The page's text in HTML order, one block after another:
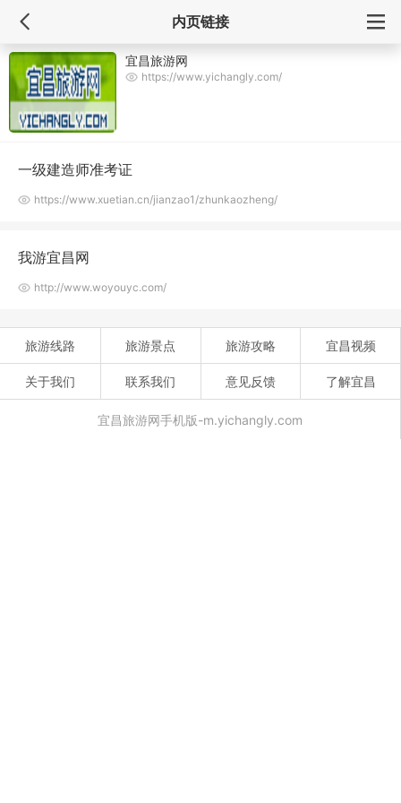
内页链接
宜昌旅游网
https://www.yichangly.com/
一级建造师准考证
https://www.xuetian.cn/jianzao1/zhunkaozheng/
我游宜昌网
http://www.woyouyc.com/
旅游线路 旅游景点 旅游攻略 宜昌视频
关于我们 联系我们 意见反馈 了解宜昌
宜昌旅游网手机版-m.yichangly.com